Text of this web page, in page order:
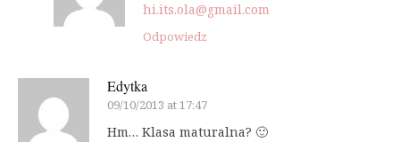
hi.its.ola@gmail.com
Odpowiedz
Edytka
09/10/2013 at 17:47
Hm… Klasa maturalna? 🙂